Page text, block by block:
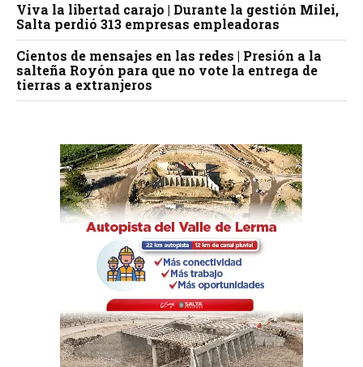
Viva la libertad carajo | Durante la gestión Milei,
Salta perdió 313 empresas empleadoras
Cientos de mensajes en las redes | Presión a la
salteña Royón para que no vote la entrega de
tierras a extranjeros